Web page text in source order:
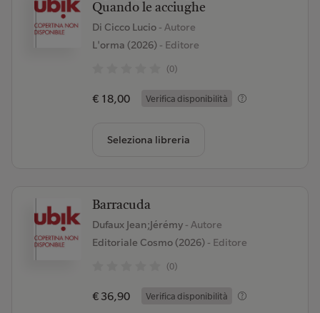
Quando le acciughe
Di Cicco Lucio - Autore
L'orma (2026)- Editore
(0)
€ 18,00 Verifica disponibilità
Seleziona libreria
Barracuda
Dufaux Jean;Jérémy - Autore
Editoriale Cosmo (2026)- Editore
(0)
€ 36,90 Verifica disponibilità